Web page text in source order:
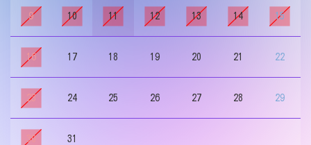
9 10 11 12 13 14 15
16 17 18 19 20 21 22
23 24 25 26 27 28 29
30 31